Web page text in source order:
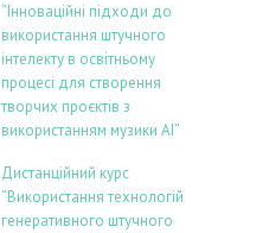
“Інноваційні підходи до
використання штучного
інтелекту в освітньому
процесі для створення
творчих проєктів з
використанням музики АІ”
Дистанційний курс
“Використання технологій
генеративного штучного